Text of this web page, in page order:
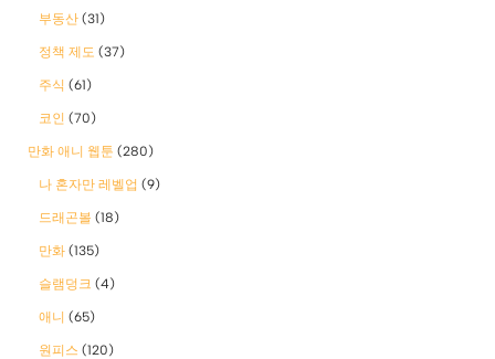
부동산 (31)
정책 제도 (37)
주식 (61)
코인 (70)
만화 애니 웹툰 (280)
나 혼자만 레벨업 (9)
드래곤볼 (18)
만화 (135)
슬램덩크 (4)
애니 (65)
원피스 (120)